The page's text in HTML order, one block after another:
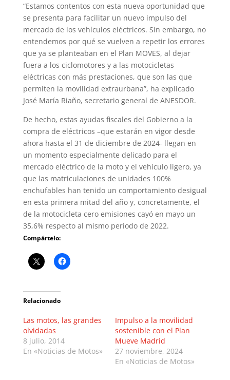
“Estamos contentos con esta nueva oportunidad que
se presenta para facilitar un nuevo impulso del
mercado de los vehículos eléctricos. Sin embargo, no
entendemos por qué se vuelven a repetir los errores
que ya se planteaban en el Plan MOVES, al dejar
fuera a los ciclomotores y a las motocicletas
eléctricas con más prestaciones, que son las que
permiten la movilidad extraurbana”, ha explicado
José María Riaño, secretario general de ANESDOR.
De hecho, estas ayudas fiscales del Gobierno a la
compra de eléctricos –que estarán en vigor desde
ahora hasta el 31 de diciembre de 2024- llegan en
un momento especialmente delicado para el
mercado eléctrico de la moto y el vehículo ligero, ya
que las matriculaciones de unidades 100%
enchufables han tenido un comportamiento desigual
en esta primera mitad del año y, concretamente, el
de la motocicleta cero emisiones cayó en mayo un
35,6% respecto al mismo periodo de 2022.
Compártelo:
Relacionado
Las motos, las grandes
olvidadas
8 julio, 2014
En «Noticias de Motos»
Impulso a la movilidad
sostenible con el Plan
Mueve Madrid
27 noviembre, 2024
En «Noticias de Motos»